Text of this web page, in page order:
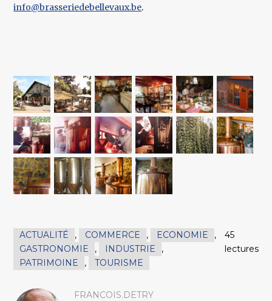
info@brasseriedebellevaux.be.
ACTUALITÉ , COMMERCE , ECONOMIE
,
GASTRONOMIE
, INDUSTRIE
,
PATRIMOINE
, TOURISME
45
lectures
FRANCOIS.DETRY